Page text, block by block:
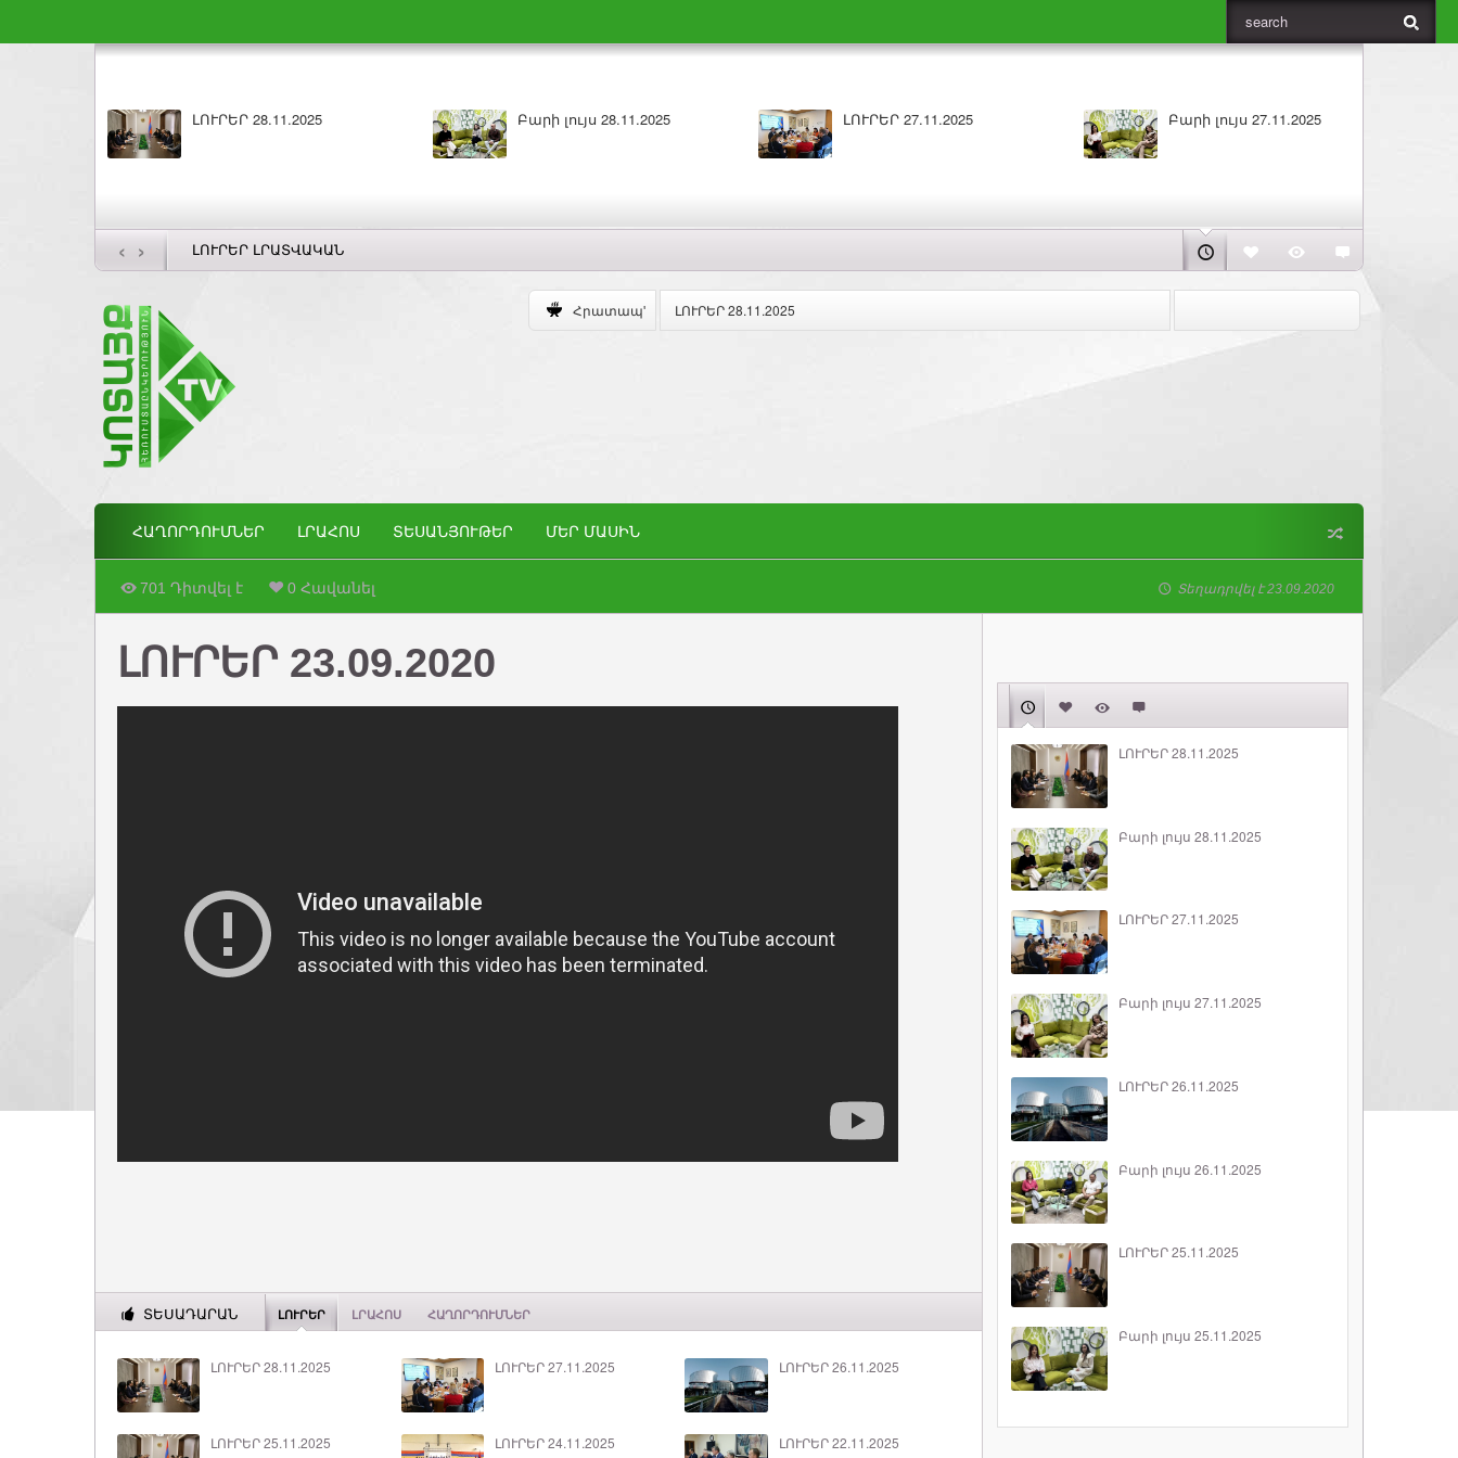
Բարի լույս 28.11.2025 ԼՈՒՐԵՐ 27.11.2025 Բարի լույս 27.11.2025 ԼՈՒՐԵՐ 26.11.2025
‹ › ԼՈՒՐԵՐ ԼՐԱՏՎԱԿԱՆ
Հրատապ' ԼՈՒՐԵՐ 28.11.2025
ՀԱՂՈՐԴՈՒՄՆԵՐ ԼՐԱՀՈՍ ՏԵՍԱՆՅՈՒԹԵՐ ՄԵՐ ՄԱՍԻՆ
701 Դիտվել է 0 Հավանել Տեղադրվել է 23.09.2020
ԼՈՒՐԵՐ 23.09.2020
ՏԵՍԱԴԱՐԱՆ ԼՈՒՐԵՐ ԼՐԱՀՈՍ ՀԱՂՈՐԴՈՒՄՆԵՐ
ԼՈՒՐԵՐ 28.11.2025 ԼՈՒՐԵՐ 27.11.2025 ԼՈՒՐԵՐ 26.11.2025
ԼՈՒՐԵՐ 25.11.2025 ԼՈՒՐԵՐ 24.11.2025 ԼՈՒՐԵՐ 22.11.2025
ԼՈՒՐԵՐ 28.11.2025
Բարի լույս 28.11.2025
ԼՈՒՐԵՐ 27.11.2025
Բարի լույս 27.11.2025
ԼՈՒՐԵՐ 26.11.2025
Բարի լույս 26.11.2025
ԼՈՒՐԵՐ 25.11.2025
Բարի լույս 25.11.2025